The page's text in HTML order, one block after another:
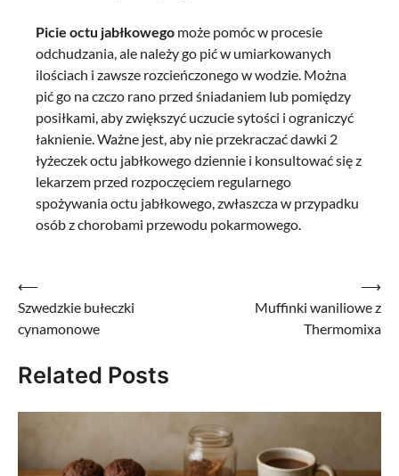
Picie octu jabłkowego może pomóc w procesie
odchudzania, ale należy go pić w umiarkowanych
ilościach i zawsze rozcieńczonego w wodzie. Można
pić go na czczo rano przed śniadaniem lub pomiędzy
posiłkami, aby zwiększyć uczucie sytości i ograniczyć
łaknienie. Ważne jest, aby nie przekraczać dawki 2
łyżeczek octu jabłkowego dziennie i konsultować się z
lekarzem przed rozpoczęciem regularnego
spożywania octu jabłkowego, zwłaszcza w przypadku
osób z chorobami przewodu pokarmowego.
Nawigacja
wpisu
⟵
Szwedzkie bułeczki
cynamonowe
Muffinki waniliowe z
Thermomixa
⟶
Related Posts